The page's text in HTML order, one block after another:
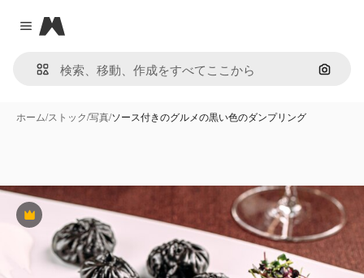
Close menu
Magnific
画像で
ホーム/ストック/写真/ソース付きのグルメの黒い色のダンプリング
Premium